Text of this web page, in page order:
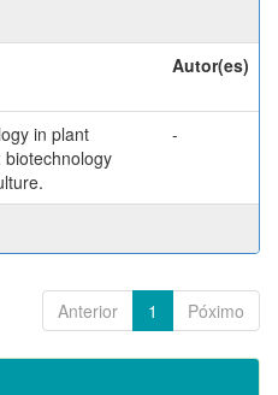
Autor(es)
in plant
-
Anterior 1 Póximo